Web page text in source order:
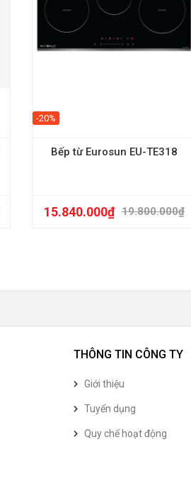
-20%
Bếp từ Eurosun EU-TE318
19.800.000₫
15.840.000₫
THÔNG TIN CÔNG TY
Giới thiệu
Tuyển dụng
Quy chế hoạt động